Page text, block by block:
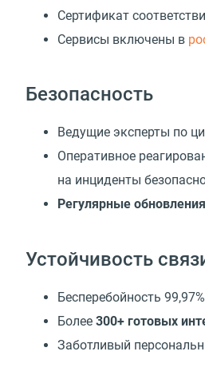
Сертификат
Cервисы включены в
Безопасность
Ведущие эксперты по
Оперативное
на инциденты
Регулярные обновления
Устойчивость
Бесперебойность 99,97%
Более 300+ готовых
Заботливый